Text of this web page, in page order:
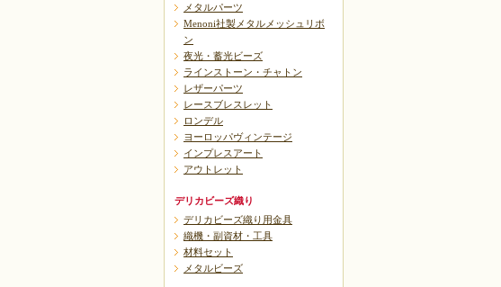
メタルパーツ
Menoni社製メタルメッシュリボ
ン
夜光・蓄光ビーズ
ラインストーン・チャトン
レザーパーツ
レースブレスレット
ロンデル
ヨーロッパヴィンテージ
インプレスアート
アウトレット
デリカビーズ織り
デリカビーズ織り用金具
織機・副資材・工具
材料セット
メタルビーズ